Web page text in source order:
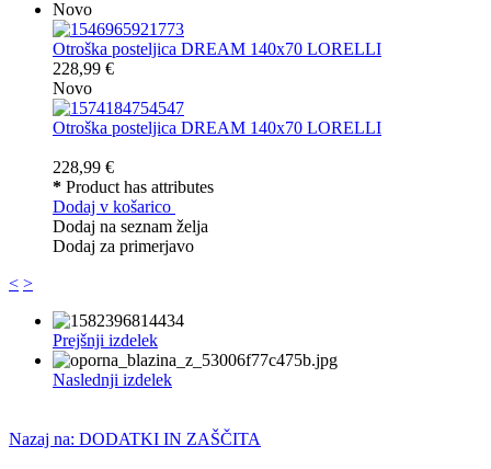
Novo
Otroška posteljica DREAM 140x70 LORELLI
228,99 €
Novo
Otroška posteljica DREAM 140x70 LORELLI
228,99 €
* Product has attributes
Dodaj v košarico
Dodaj na seznam želja
Dodaj za primerjavo
< >
Prejšnji izdelek
Naslednji izdelek
Nazaj na: DODATKI IN ZAŠČITA